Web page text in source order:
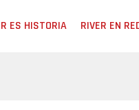
ES HISTORIA RIVER EN